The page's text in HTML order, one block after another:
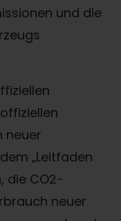
und die
neuer
„Leitfaden
die CO2-
neuer